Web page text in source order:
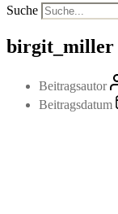
Suche
birgit_miller
Beitragsautor
Beitragsdatum